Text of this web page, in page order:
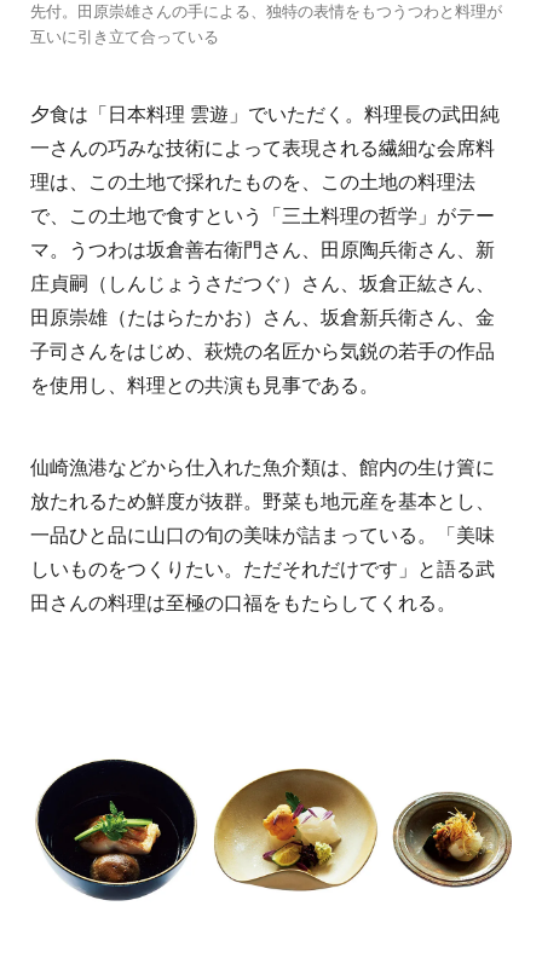
先付。田原崇雄さんの手による、独特の表情をもつうつわと料理が
互いに引き立て合っている
夕食は「日本料理 雲遊」でいただく。料理長の武田純
一さんの巧みな技術によって表現される繊細な会席料
理は、この土地で採れたものを、この土地の料理法
で、この土地で食すという「三土料理の哲学」がテー
マ。うつわは坂倉善右衛門さん、田原陶兵衛さん、新
庄貞嗣（しんじょうさだつぐ）さん、坂倉正紘さん、
田原崇雄（たはらたかお）さん、坂倉新兵衛さん、金
子司さんをはじめ、萩焼の名匠から気鋭の若手の作品
を使用し、料理との共演も見事である。
仙崎漁港などから仕入れた魚介類は、館内の生け簀に
放たれるため鮮度が抜群。野菜も地元産を基本とし、
一品ひと品に山口の旬の美味が詰まっている。「美味
しいものをつくりたい。ただそれだけです」と語る武
田さんの料理は至極の口福をもたらしてくれる。